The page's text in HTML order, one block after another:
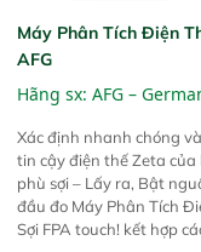
Máy Phân Tích Điện
AFG
Hãng sx: AFG –
Xác định nhanh chóng
tin cậy điện thế Zeta của
phù sợi – Lấy ra, Bật
đầu đo Máy Phân Tích
Sợi FPA touch! kết hợp